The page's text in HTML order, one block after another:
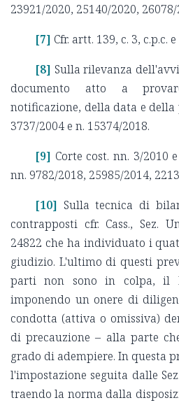
23921/2020, 25140/2020, 26078/
[7] Cfr. artt. 139, c. 3, c.p.c.
[8] Sulla rilevanza
documento atto a
notificazione, della data e della
3737/2004 e n. 15374/2018.
[9] Corte cost. nn. 3/2010
nn. 9782/2018, 25985/2014,
[10] Sulla tecnica di
contrapposti cfr. Cass., Sez.
24822 che ha individuato i
giudizio. L'ultimo di questi
parti non sono in colpa, il
imponendo un onere di
condotta (attiva o omissiva)
di precauzione – alla parte
grado di adempiere. In questa
l'impostazione seguita dalle
traendo la norma dalla